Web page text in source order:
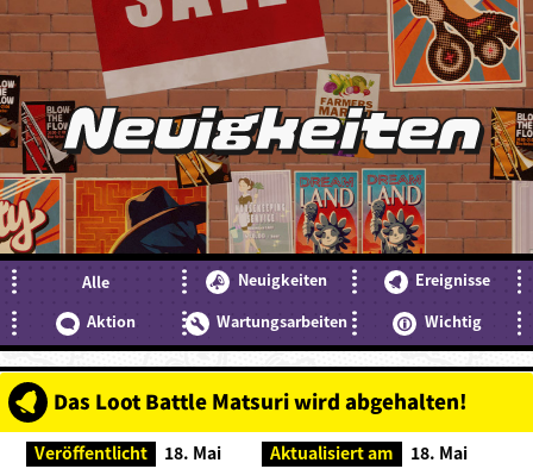
Neuigkeiten
Alle Neuigkeiten
Ereignisse
Aktion
Wartungsarbeiten Wichtig
Das Loot Battle Matsuri wird abgehalten!
Veröffentlicht
18. Mai
Aktualisiert am
18. Mai